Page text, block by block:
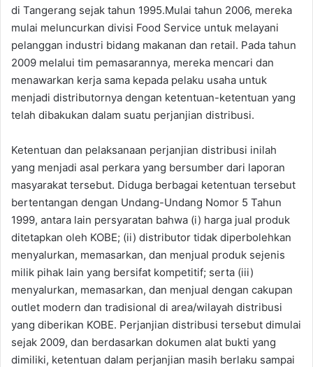
di Tangerang sejak tahun 1995.Mulai tahun 2006, mereka
mulai meluncurkan divisi Food Service untuk melayani
pelanggan industri bidang makanan dan retail. Pada tahun
2009 melalui tim pemasarannya, mereka mencari dan
menawarkan kerja sama kepada pelaku usaha untuk
menjadi distributornya dengan ketentuan-ketentuan yang
telah dibakukan dalam suatu perjanjian distribusi.
Ketentuan dan pelaksanaan perjanjian distribusi inilah
yang menjadi asal perkara yang bersumber dari laporan
masyarakat tersebut. Diduga berbagai ketentuan tersebut
bertentangan dengan Undang-Undang Nomor 5 Tahun
1999, antara lain persyaratan bahwa (i) harga jual produk
ditetapkan oleh KOBE; (ii) distributor tidak diperbolehkan
menyalurkan, memasarkan, dan menjual produk sejenis
milik pihak lain yang bersifat kompetitif; serta (iii)
menyalurkan, memasarkan, dan menjual dengan cakupan
outlet modern dan tradisional di area/wilayah distribusi
yang diberikan KOBE. Perjanjian distribusi tersebut dimulai
sejak 2009, dan berdasarkan dokumen alat bukti yang
dimiliki, ketentuan dalam perjanjian masih berlaku sampai